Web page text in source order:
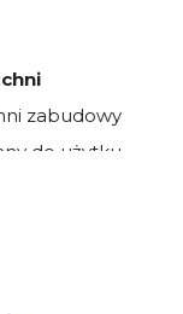
zabudowy
do użytku
solidną